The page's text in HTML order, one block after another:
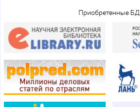
Приобретенные БД